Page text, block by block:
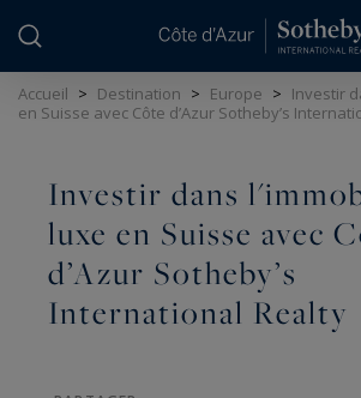
Accueil > Destination > Europe > Investir
en Suisse avec Côte d’Azur Sotheby’s
Investir dans
luxe en Suisse avec
d’Azur Sotheby’s
International Realty